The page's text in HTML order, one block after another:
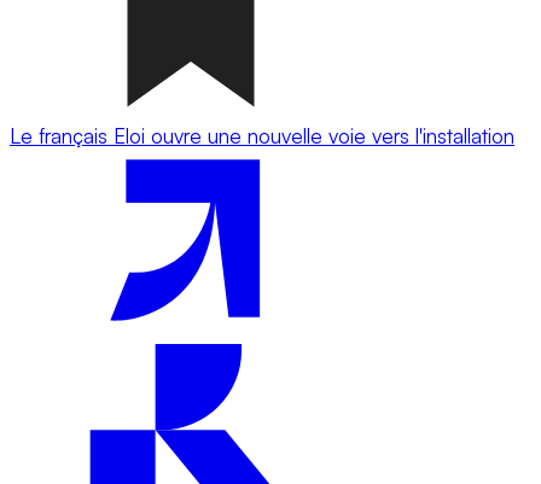
Le français Eloi ouvre une nouvelle voie vers l'installation